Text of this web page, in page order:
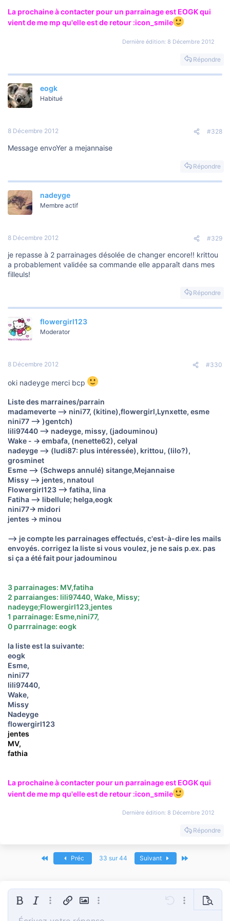
La prochaine à contacter pour un parrainage est EOGK qui
vient de me mp qu'elle est de retour :icon_smile
Dernière édition: 8 Décembre 2012
Répondre
eogk
Habitué
8 Décembre 2012 #328
Message envoYer a mejannaise
Répondre
nadeyge
Membre actif
8 Décembre 2012 #329
je repasse à 2 parrainages désolée de changer encore!! krittou
a probablement validée sa commande elle apparaît dans mes
filleuls!
Répondre
flowergirl123
Moderator
8 Décembre 2012 #330
oki nadeyge merci bcp
Liste des marraines/parrain
madameverte --> nini77, (kitine),flowergirl,Lynxette, esme
nini77 --> )gentch)
lili97440 --> nadeyge, missy, (jadouminou)
Wake - -> embafa, (nenette62), celyal
nadeyge --> (ludi87: plus intéressée), krittou, (lilo?),
grosminet
Esme --> (Schweps annulé) sitange,Mejannaise
Missy --> jentes, nnatoul
Flowergirl123 --> fatiha, lina
Fatiha --> libellule; helga,eogk
nini77-> midori
jentes -> minou
--> je compte les parrainages effectués, c'est-à-dire les mails
envoyés. corrigez la liste si vous voulez, je ne sais p.ex. pas
si ça a été fait pour jadouminou
3 parrainages: MV,fatiha
2 parraianges: lili97440, Wake, Missy;
nadeyge;Flowergirl123,jentes
1 parrainage: Esme,nini77,
0 parrrainage: eogk
la liste est la suivante:
eogk
Esme,
nini77
lili97440,
Wake,
Missy
Nadeyge
flowergirl123
jentes
MV,
fathia
La prochaine à contacter pour un parrainage est EOGK qui
vient de me mp qu'elle est de retour :icon_smile
Dernière édition: 8 Décembre 2012
Répondre
Premier Préc 33 sur 44 Suivant
Gras ItaliquePlus d'options…
Insérer un lien
Insérer une image
Plus d'options… AnnuléPlus